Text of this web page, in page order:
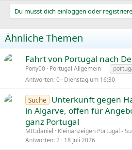
Du musst dich einloggen oder
Ähnliche Themen
Fahrt von Portugal nach
Pony00 Portugal Allgemein
Antworten 0 Dienstag um 16:30
Suche
Unterkunft gegen
in Algarve, offen für
ganz Portugal
MIGdaniel
Kleinanzeigen Portugal -
Antworten 2 18 Juli 2026